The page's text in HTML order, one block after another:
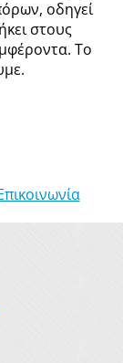
οδηγεί
στους
Το